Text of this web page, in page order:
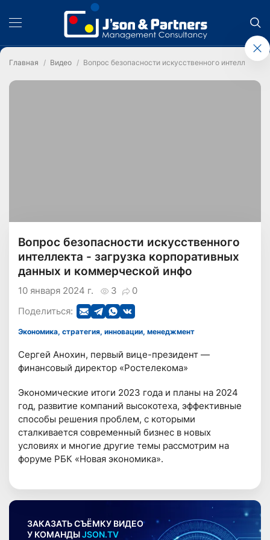
Главная Видео Вопрос безопасности искусственного интеллекта
Вопрос безопасности искусственного
интеллекта - загрузка корпоративных
данных и коммерческой инфо
3 0
10 января 2024 г.
Поделиться:
Экономика, стратегия, инновации, менеджмент
Сергей Анохин, первый вице-президент —
финансовый директор «Ростелекома»
Экономические итоги 2023 года и планы на 2024
год, развитие компаний высокотеха, эффективные
способы решения проблем, с которыми
сталкивается современный бизнес в новых
условиях и многие другие темы рассмотрим на
форуме РБК «Новая экономика».
ЗАКАЗАТЬ СЪЁМКУ ВИДЕО
У КОМАНДЫJSON.TV